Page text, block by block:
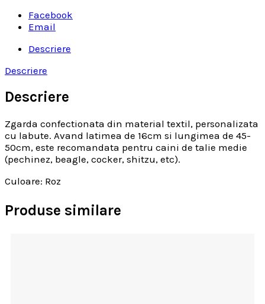
Facebook
Email
Descriere
Descriere
Descriere
Zgarda confectionata din material textil, personalizata
cu labute. Avand latimea de 16cm si lungimea de 45-
50cm, este recomandata pentru caini de talie medie
(pechinez, beagle, cocker, shitzu, etc).
Culoare: Roz
Produse similare